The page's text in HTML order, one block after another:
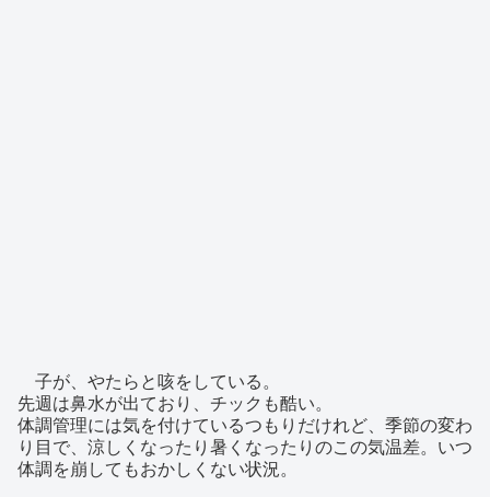
子が、やたらと咳をしている。
先週は鼻水が出ており、チックも酷い。
体調管理には気を付けているつもりだけれど、季節の変わ
り目で、涼しくなったり暑くなったりのこの気温差。いつ
体調を崩してもおかしくない状況。